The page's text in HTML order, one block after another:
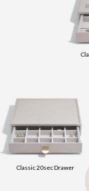
Classic 20sec Drawer